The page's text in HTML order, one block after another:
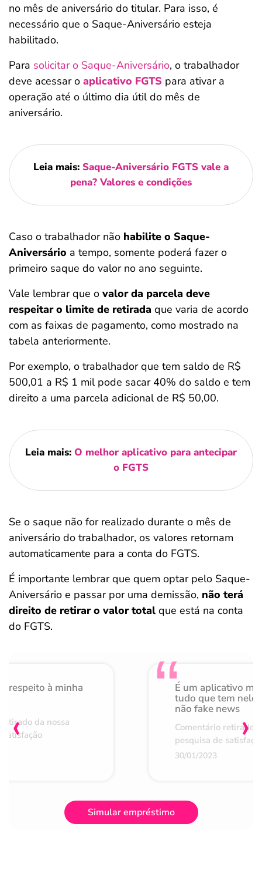
no mês de aniversário do titular. Para isso, é
necessário que o Saque-Aniversário esteja
habilitado.
Para solicitar o Saque-Aniversário, o trabalhador
deve acessar o aplicativo FGTS para ativar a
operação até o último dia útil do mês de
aniversário.
Leia mais: Saque-Aniversário FGTS vale a
pena? Valores e condições
Caso o trabalhador não habilite o Saque-
Aniversário a tempo, somente poderá fazer o
primeiro saque do valor no ano seguinte.
Vale lembrar que o valor da parcela deve
respeitar o limite de retirada que varia de acordo
com as faixas de pagamento, como mostrado na
tabela anteriormente.
Por exemplo, o trabalhador que tem saldo de R$
500,01 a R$ 1 mil pode sacar 40% do saldo e tem
direito a uma parcela adicional de R$ 50,00.
Leia mais: O melhor aplicativo para antecipar
o FGTS
Se o saque não for realizado durante o mês de
aniversário do trabalhador, os valores retornam
automaticamente para a conta do FGTS.
É importante lembrar que quem optar pelo Saque-
Aniversário e passar por uma demissão, não terá
direito de retirar o valor total que está na conta
do FGTS.
respeito à minha
da nossa
É um aplicativo
tudo que tem nele
não fake news
Comentário retirado
pesquisa de
30/01/2023
‹ ›
Simular empréstimo